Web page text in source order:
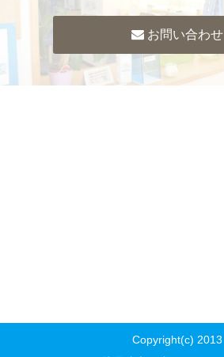
お問い合わせ
Copyright(c) 2013